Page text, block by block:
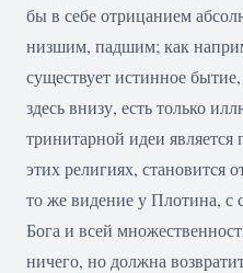
бы в себе отрицанием
низшим, падшим; как
существует истинное
здесь внизу, есть только
тринитарной идеи
этих религиях,
то же видение у Плотина,
Бога и всей
ничего, но должна